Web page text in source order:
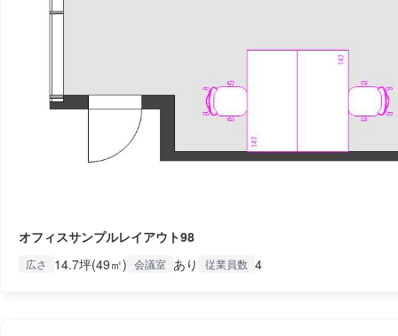
オフィスサンプルレイアウト98
広さ 14.7坪(49㎡) 会議室 あり 従業員数 4